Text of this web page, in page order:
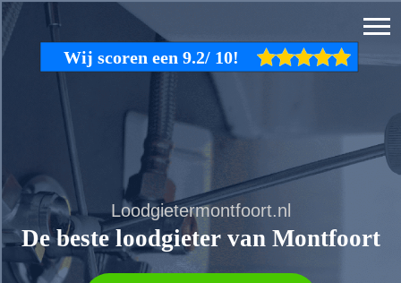
Loodgietermontfoort.nl
De beste loodgieter van Montfoort